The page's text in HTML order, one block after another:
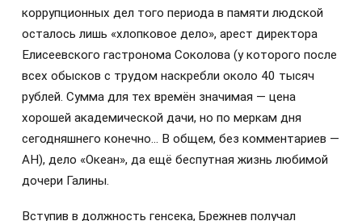
коррупционных дел того периода в памяти людской
осталось лишь «хлопковое дело», арест директора
Елисеевского гастронома Соколова (у которого после
всех обысков с трудом наскребли около 40 тысяч
рублей. Сумма для тех времён значимая — цена
хорошей академической дачи, но по меркам дня
сегодняшнего конечно… В общем, без комментариев —
АН), дело «Океан», да ещё беспутная жизнь любимой
дочери Галины.
Вступив в должность генсека, Брежнев получал